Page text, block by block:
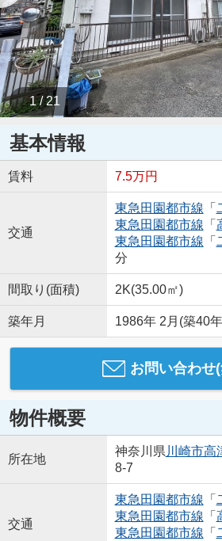
1 / 21
基本情報
賃料 7.5万円
交通
東急田園都市線 「
東急田園都市線 「
東急田園都市線 「
分
間取り(面積) 2K(35.00㎡)
築年月 1986年 2月(築40
お問い合わせ
物件概要
所在地
神奈川県 川崎市高
8-7
交通
東急田園都市線 「
東急田園都市線 「
東急田園都市線 「